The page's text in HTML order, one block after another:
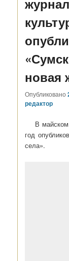
новая
Опубликовано
редактор
В
год
села».